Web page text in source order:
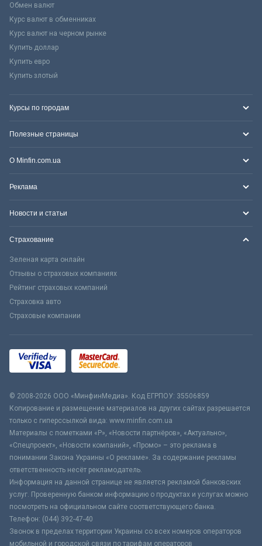
Обмен валют
Курс валют в обменниках
Курс валют на черном рынке
Купить доллар
Купить евро
Купить злотый
Курсы по городам
Полезные страницы
О Minfin.com.ua
Реклама
Новости и статьи
Страхование
Зеленая карта онлайн
Отзывы о страховых компаниях
Рейтинг страховых компаний
Страховка авто
Страховые компании
© 2008-2026 ООО «МинфинМедиа». Код ЕГРПОУ: 35506859
Копирование и размещение материалов на других сайтах разрешается
только с гиперссылкой вида: www.minfin.com.ua
Материалы с пометками «Р», «Новости партнёров», «Актуально»,
«Спецпроект», «Новости компаний», «Промо» – это реклама в
понимании Закона Украины «О рекламе». За содержание рекламы
ответственность несёт рекламодатель.
Информация на данной странице не является рекламой банковских
услуг. Проверенную банком информацию о продуктах и услугах можно
посмотреть на официальном сайте соответствующего банка.
Телефон: (044) 392-47-40
Звонок в пределах территории Украины со всех номеров операторов
мобильной и городской связи по тарифам операторов